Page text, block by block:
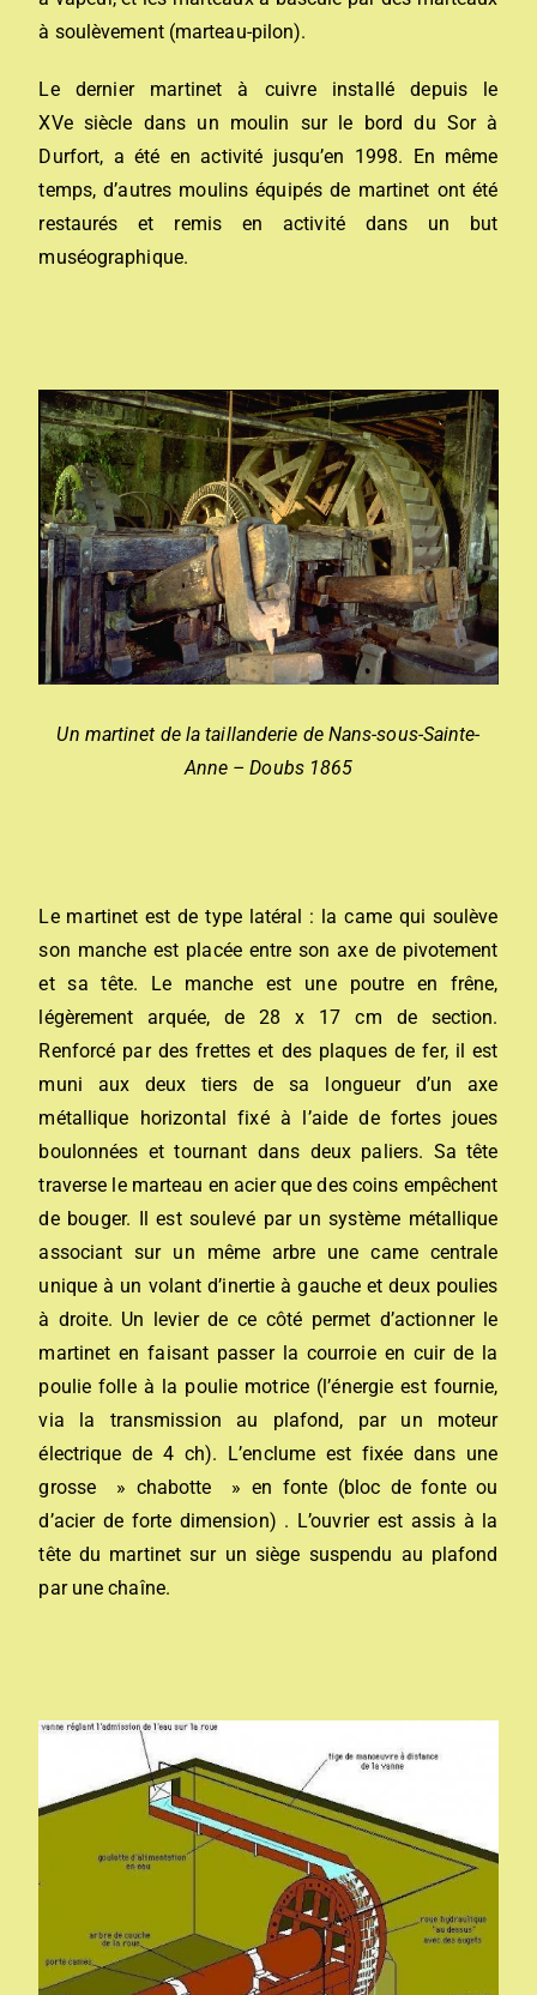
à soulèvement (marteau-pilon).
Le dernier martinet à cuivre installé depuis le
XVe siècle dans un moulin sur le bord du Sor à
Durfort, a été en activité jusqu’en 1998. En même
temps, d’autres moulins équipés de martinet ont été
restaurés et remis en activité dans un but
muséographique.
Un martinet de la taillanderie de Nans-sous-Sainte-
Anne – Doubs 1865
Le martinet est de type latéral : la came qui soulève
son manche est placée entre son axe de pivotement
et sa tête. Le manche est une poutre en frêne,
légèrement arquée, de 28 x 17 cm de section.
Renforcé par des frettes et des plaques de fer, il est
muni aux deux tiers de sa longueur d’un axe
métallique horizontal fixé à l’aide de fortes joues
boulonnées et tournant dans deux paliers. Sa tête
traverse le marteau en acier que des coins empêchent
de bouger. Il est soulevé par un système métallique
associant sur un même arbre une came centrale
unique à un volant d’inertie à gauche et deux poulies
à droite. Un levier de ce côté permet d’actionner le
martinet en faisant passer la courroie en cuir de la
poulie folle à la poulie motrice (l’énergie est fournie,
via la transmission au plafond, par un moteur
électrique de 4 ch). L’enclume est fixée dans une
grosse » chabotte » en fonte (bloc de fonte ou
d’acier de forte dimension) . L’ouvrier est assis à la
tête du martinet sur un siège suspendu au plafond
par une chaîne.